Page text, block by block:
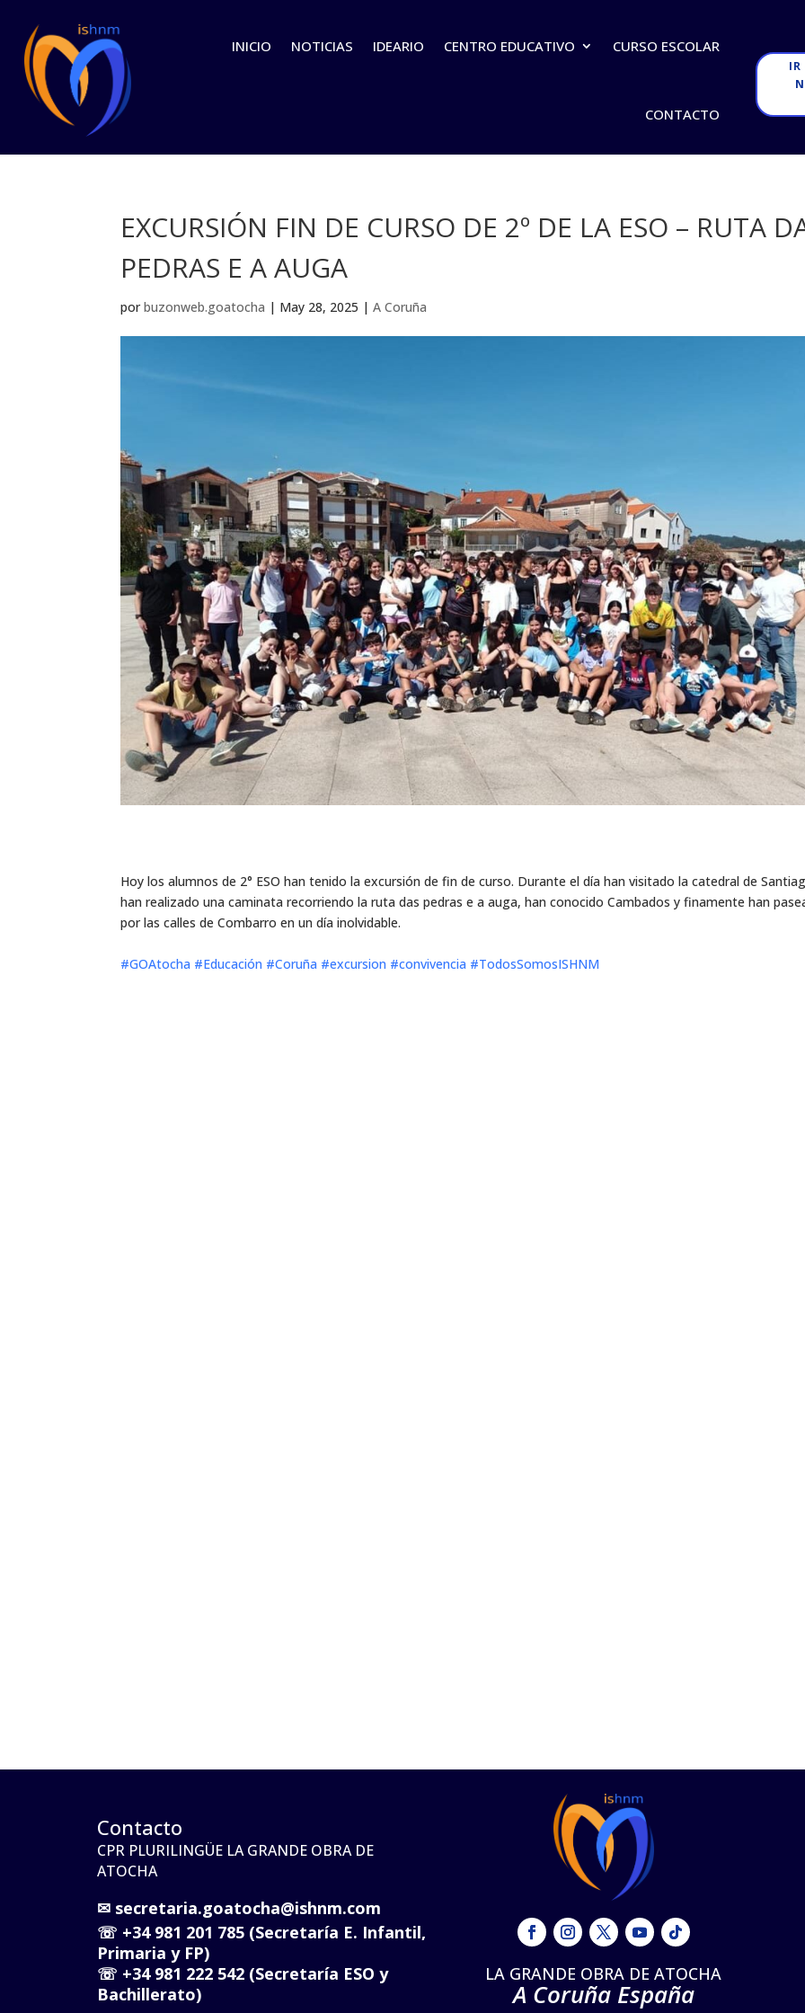
INICIO NOTICIAS IDEARIO CENTRO EDUCATIVO CURSO ESCOLAR
CONTACTO
IR
EXCURSIÓN FIN DE CURSO DE 2º DE LA ESO – RUTA
PEDRAS E A AUGA
porbuzonweb.goatocha | May 28, 2025 |A Coruña
Hoy los alumnos de 2° ESO han tenido la excursión de fin de curso. Durante el día han visitado la catedral de
han realizado una caminata recorriendo la ruta das pedras e a auga, han conocido Cambados y finamente han
por las calles de Combarro en un día inolvidable.
#GOAtocha #Educación #Coruña #excursion #convivencia #TodosSomosISHNM
Contacto
CPR PLURILINGÜE LA GRANDE OBRA DE
ATOCHA
✉ secretaria.goatocha@ishnm.com
☏ +34 981 201 785 (Secretaría E. Infantil,
Primaria y FP)
☏ +34 981 222 542 (Secretaría ESO y
Bachillerato)
LA GRANDE OBRA DE ATOCHA
A Coruña España